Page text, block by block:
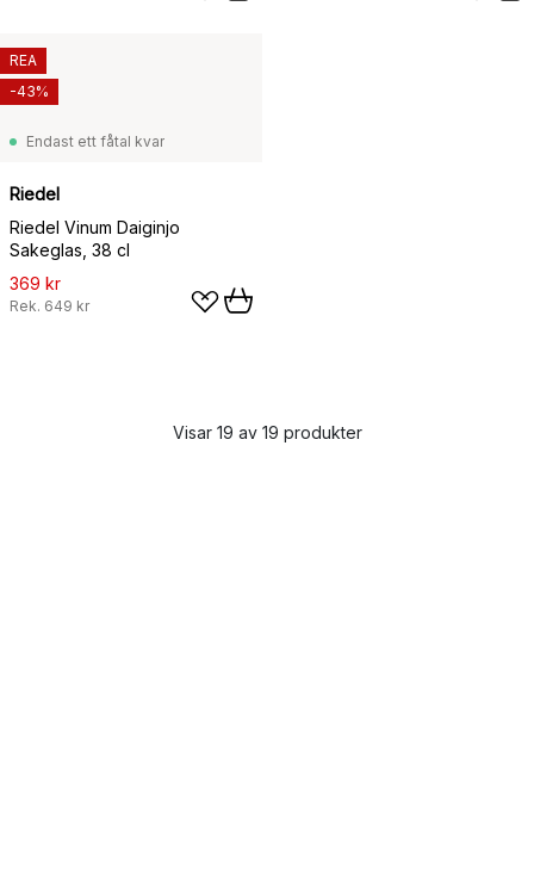
Endast ett fåtal kvar
Riedel
Riedel Vinum Daiginjo
Sakeglas, 38 cl
369 kr
Rek. 649 kr
REA
-43%
Visar 19 av 19 produkter